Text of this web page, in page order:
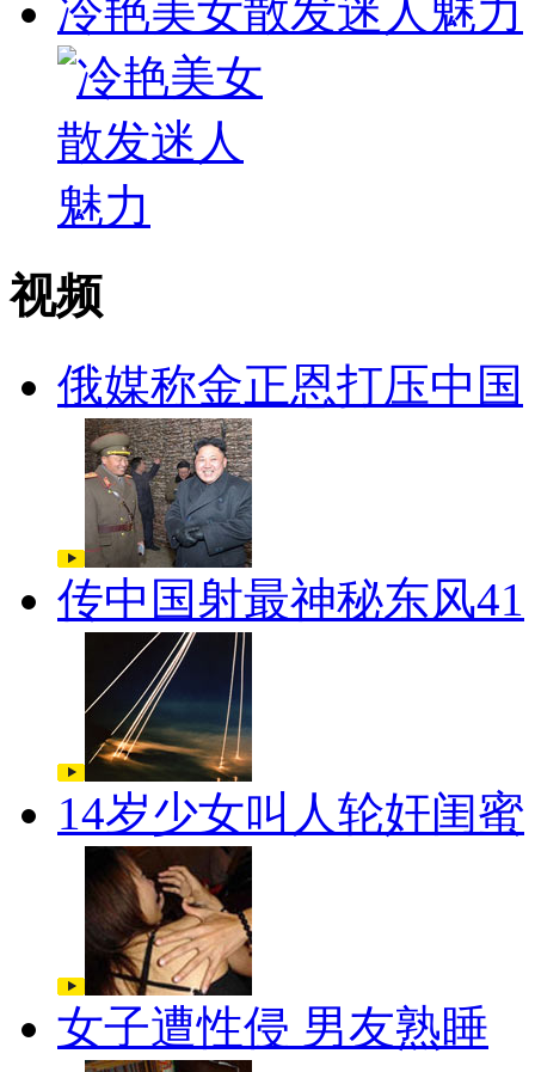
冷艳美女散发迷人魅力
视频
俄媒称金正恩打压中国
传中国射最神秘东风41
14岁少女叫人轮奸闺蜜
女子遭性侵 男友熟睡